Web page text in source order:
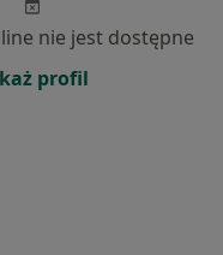
nie jest dostępne
profil